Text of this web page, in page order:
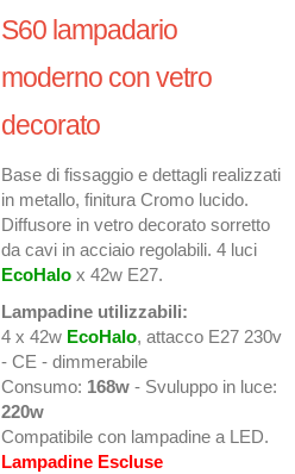
S60 lampadario
moderno con vetro
decorato
Base di fissaggio e dettagli realizzati
in metallo, finitura Cromo lucido.
Diffusore in vetro decorato sorretto
da cavi in acciaio regolabili. 4 luci
EcoHalo x 42w E27.
Lampadine utilizzabili:
4 x 42w EcoHalo, attacco E27 230v
- CE - dimmerabile
Consumo: 168w - Svuluppo in luce:
220w
Compatibile con lampadine a LED.
Lampadine Escluse